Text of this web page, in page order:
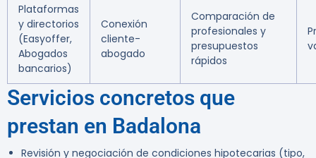
Plataformas
y directorios
(Easyoffer,
Abogados
bancarios)
Conexión
cliente-
abogado
Comparación de
profesionales y
presupuestos
rápidos
Servicios concretos que
prestan en Badalona
Revisión y negociación de condiciones hipotecarias (tipo,